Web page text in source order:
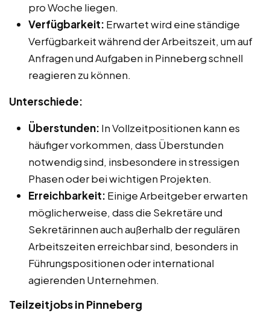
pro Woche liegen.
Verfügbarkeit: Erwartet wird eine ständige
Verfügbarkeit während der Arbeitszeit, um auf
Anfragen und Aufgaben in Pinneberg schnell
reagieren zu können.
Unterschiede:
Überstunden: In Vollzeitpositionen kann es
häufiger vorkommen, dass Überstunden
notwendig sind, insbesondere in stressigen
Phasen oder bei wichtigen Projekten.
Erreichbarkeit: Einige Arbeitgeber erwarten
möglicherweise, dass die Sekretäre und
Sekretärinnen auch außerhalb der regulären
Arbeitszeiten erreichbar sind, besonders in
Führungspositionen oder international
agierenden Unternehmen.
Teilzeitjobs in Pinneberg